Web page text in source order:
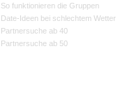
So funktionieren die Gruppen
Date-Ideen bei schlechtem Wetter
Partnersuche ab 40
Partnersuche ab 50